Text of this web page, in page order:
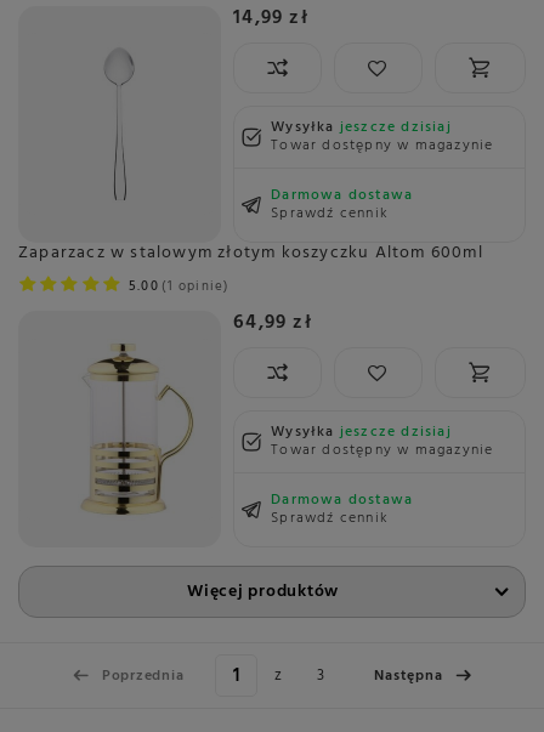
14,99 zł
Wysyłkajeszcze dzisiaj
Towar dostępny w magazynie
Darmowa dostawa
Sprawdź cennik
Zaparzacz w stalowym złotym koszyczku Altom 600ml
5.00 1 opinie
64,99 zł
Wysyłkajeszcze dzisiaj
Towar dostępny w magazynie
Darmowa dostawa
Sprawdź cennik
Więcej produktów
Poprzednia z 3 Następna